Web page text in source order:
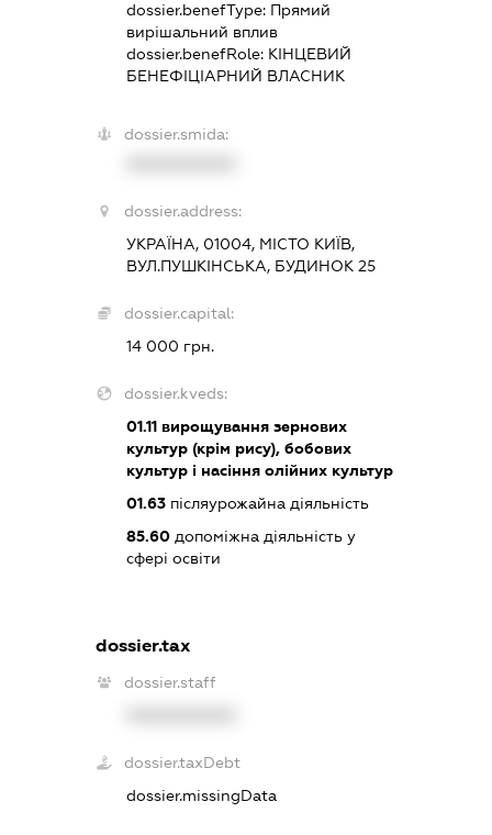
dossier.benefType: Прямий
вирішальний вплив
dossier.benefRole: КІНЦЕВИЙ
БЕНЕФІЦІАРНИЙ ВЛАСНИК
dossier.smida:
dossier.address:
УКРАЇНА, 01004, МІСТО КИЇВ,
ВУЛ.ПУШКІНСЬКА, БУДИНОК 25
dossier.capital:
14 000 грн.
dossier.kveds:
01.11 вирощування зернових
культур (крім рису), бобових
культур і насіння олійних культур
01.63 післяурожайна діяльність
85.60 допоміжна діяльність у
сфері освіти
dossier.tax
dossier.staff
dossier.taxDebt
dossier.missingData